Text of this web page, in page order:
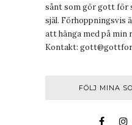
sånt som gör gott för
själ. Förhoppningsvis
att hänga med på min
Kontakt:
FÖLJ MINA